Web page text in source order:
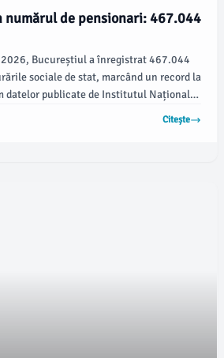
de pensionari: 467.044
Bucureștiul a înregistrat 467.044
sociale de stat, marcând un record la
datelor publicate de Institutul Național
statistici nu includ pensionarii
importanța acestui segment în
Citește